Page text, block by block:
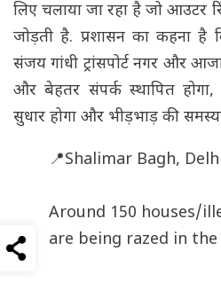
लिए चलाया जा रहा है जो आउटर
जोड़ती है. प्रशासन का कहना
संजय गांधी ट्रांसपोर्ट नगर और
और बेहतर संपर्क स्थापित
सुधार होगा और भीड़भाड़ की
📍Shalimar Bagh,
Around 150 houses/
are being razed in the